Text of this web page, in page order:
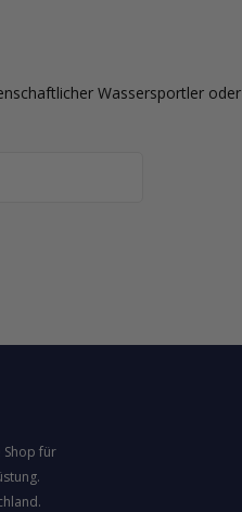
Wassersportler
für